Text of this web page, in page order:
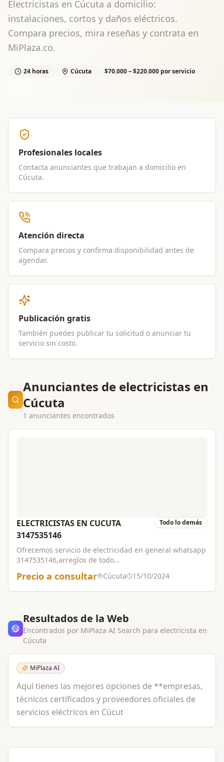
Electricistas en Cúcuta a domicilio:
instalaciones, cortos y daños eléctricos.
Compara precios, mira reseñas y contrata en
MiPlaza.co.
24 horas Cúcuta $70.000 – $220.000 por servicio
Profesionales locales
Contacta anunciantes que trabajan a domicilio en
Cúcuta.
Atención directa
Compara precios y confirma disponibilidad antes de
agendar.
Publicación gratis
También puedes publicar tu solicitud o anunciar tu
servicio sin costo.
Anunciantes de electricistas en
Cúcuta
1 anunciantes encontrados
ELECTRICISTAS EN CUCUTA
3147535146
Todo lo demás
Ofrecemos servicio de electricidad en general whatsapp
3147535146,arreglos de todo
residencial e industrial,tecnicos certificados con amplia
trayectoria,trabajos garantizados.
Precio a consultar Cúcuta 15/10/2024
Resultados de la Web
Encontrados por MiPlaza AI Search para electricista en
Cúcuta
MiPlaza AI
Aquí tienes las mejores opciones de **empresas,
técnicos certificados y proveedores oficiales de
servicios eléctricos en Cúcut